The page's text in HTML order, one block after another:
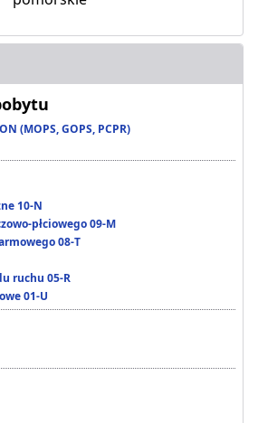
(MOPS, GOPS, PCPR)
10-N
płciowego 09-M
08-T
ruchu 05-R
01-U